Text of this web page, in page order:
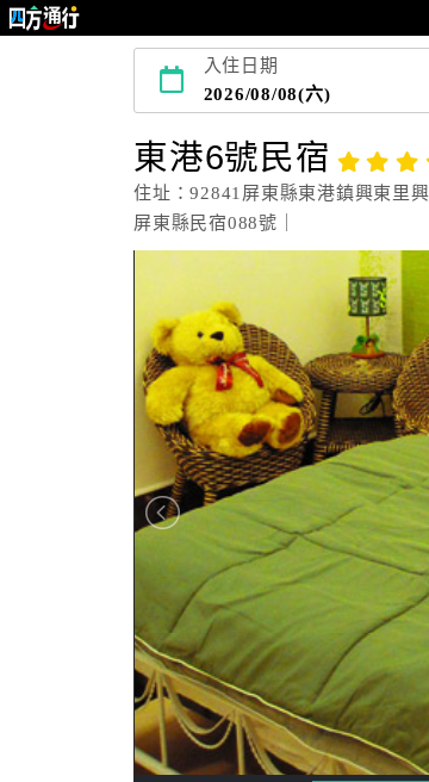
入住日期
2026/08/08(六)
東港6號民宿
住址：92841屏東縣東港鎮興東里
屏東縣民宿088號｜